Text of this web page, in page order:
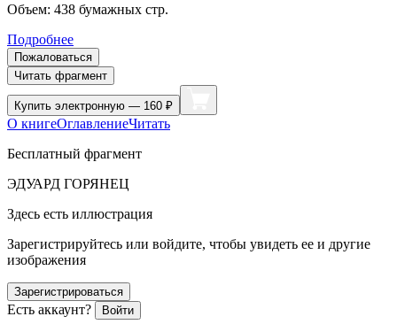
Объем: 438 бумажных стр.
Подробнее
Пожаловаться
Читать фрагмент
Купить электронную — 160 ₽
О книгеОглавлениеЧитать
Бесплатный фрагмент
ЭДУАРД ГОРЯНЕЦ
Здесь есть иллюстрация
Зарегистрируйтесь или войдите, чтобы увидеть ее и другие
изображения
Зарегистрироваться
Есть аккаунт? Войти